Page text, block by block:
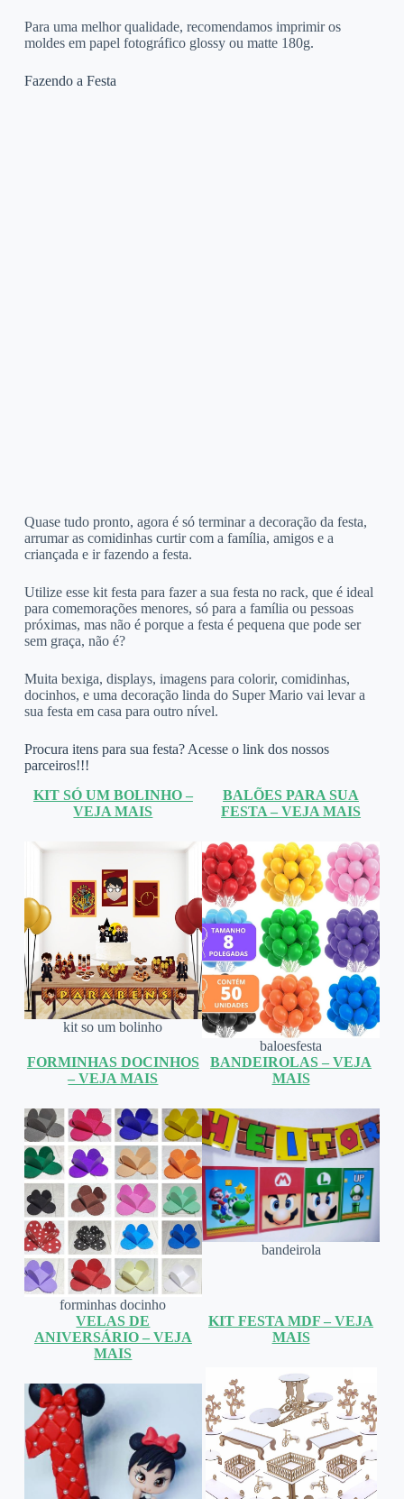
Para uma melhor qualidade, recomendamos imprimir os
moldes em papel fotográfico glossy ou matte 180g.
Fazendo a Festa
Quase tudo pronto, agora é só terminar a decoração da festa,
arrumar as comidinhas curtir com a família, amigos e a
criançada e ir fazendo a festa.
Utilize esse kit festa para fazer a sua festa no rack, que é ideal
para comemorações menores, só para a família ou pessoas
próximas, mas não é porque a festa é pequena que pode ser
sem graça, não é?
Muita bexiga, displays, imagens para colorir, comidinhas,
docinhos, e uma decoração linda do Super Mario vai levar a
sua festa em casa para outro nível.
Procura itens para sua festa? Acesse o link dos nossos
parceiros!!!
KIT SÓ UM BOLINHO –
VEJA MAIS
kit so um bolinho
BALÕES PARA SUA
FESTA – VEJA MAIS
baloesfesta
FORMINHAS DOCINHOS
– VEJA MAIS
forminhas docinho
BANDEIROLAS – VEJA
MAIS
bandeirola
VELAS DE
ANIVERSÁRIO – VEJA
MAIS
KIT FESTA MDF – VEJA
MAIS